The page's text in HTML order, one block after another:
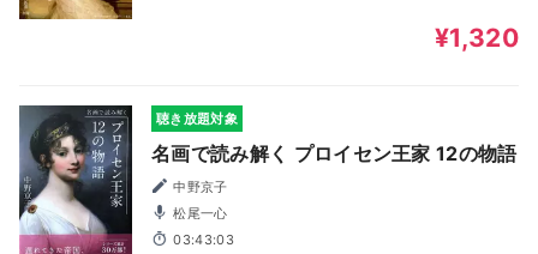
¥1,320
聴き放題対象
名画で読み解く プロイセン王家 12の物語
中野京子
松尾一心
03:43:03